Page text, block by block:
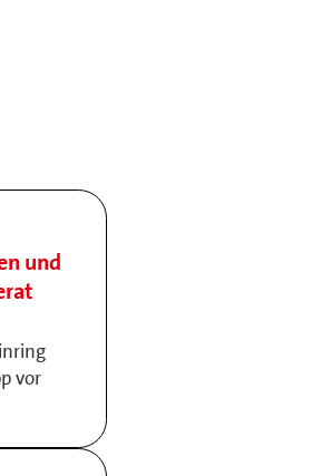
und
vor